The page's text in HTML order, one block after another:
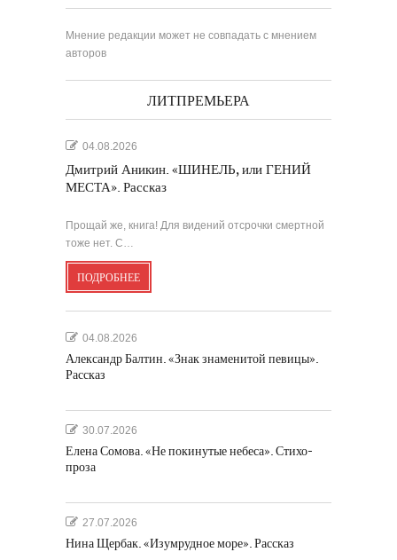
Мнение редакции может не совпадать с мнением
авторов
ЛИТПРЕМЬЕРА
04.08.2026
Дмитрий Аникин. «ШИНЕЛЬ, или ГЕНИЙ
МЕСТА». Рассказ
Прощай же, книга! Для видений отсрочки смертной
тоже нет. С…
ПОДРОБНЕЕ
04.08.2026
Александр Балтин. «Знак знаменитой певицы».
Рассказ
30.07.2026
Елена Сомова. «Не покинутые небеса». Стихо-
проза
27.07.2026
Нина Щербак. «Изумрудное море». Рассказ